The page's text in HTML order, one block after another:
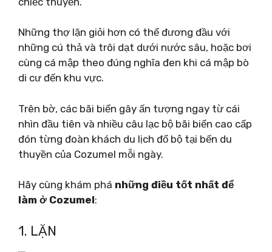
Những thợ lặn giỏi hơn có thể đương đầu với
những cú thả và trôi dạt dưới nước sâu, hoặc bơi
cùng cá mập theo đúng nghĩa đen khi cá mập bò
di cư đến khu vực.
Trên bờ, các bãi biển gây ấn tượng ngay từ cái
nhìn đầu tiên và nhiều câu lạc bộ bãi biển cao cấp
đón từng đoàn khách du lịch đổ bộ tại bến du
thuyền của Cozumel mỗi ngày.
Hãy cùng khám phá những điều tốt nhất để
làm ở Cozumel:
1. LẶN